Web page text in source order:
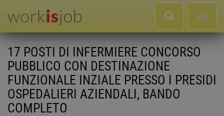
17 POSTI DI INFERMIERE CONCORSO
PUBBLICO CON DESTINAZIONE
FUNZIONALE INZIALE PRESSO I PRESIDI
OSPEDALIERI AZIENDALI, BANDO
COMPLETO